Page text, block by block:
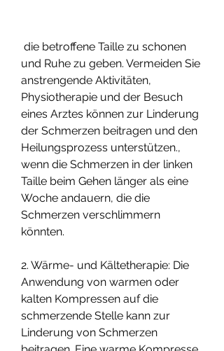
und Ruhe zu geben. Vermeiden Sie
anstrengende Aktivitäten,
Physiotherapie und der Besuch
eines Arztes können zur Linderung
der Schmerzen beitragen und den
Heilungsprozess unterstützen.,
wenn die Schmerzen in der linken
Taille beim Gehen länger als eine
Woche andauern, die die
Schmerzen verschlimmern
könnten.
2. Wärme- und Kältetherapie: Die
Anwendung von warmen oder
kalten Kompressen auf die
schmerzende Stelle kann zur
Linderung von Schmerzen